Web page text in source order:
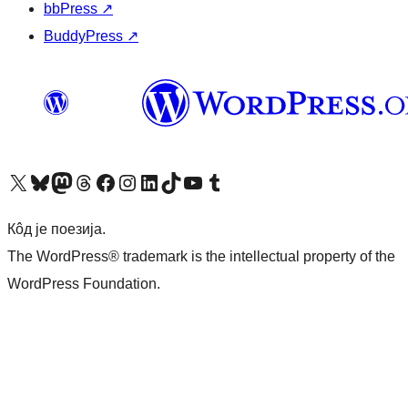
bbPress ↗
BuddyPress ↗
Visit our X (formerly Twitter) account
Посетите наш Bluesky налог
Visit our Mastodon account
Посетите наш налог на Threads-у Visit our Facebook pageПосетите наш Инстаграм налог
Visit our LinkedIn account
Посетите наш TikTok налог
Visit our YouTube channel
Посетите наш Tumblr налог
Кôд је поезија.
The WordPress® trademark is the intellectual property of the
WordPress Foundation.